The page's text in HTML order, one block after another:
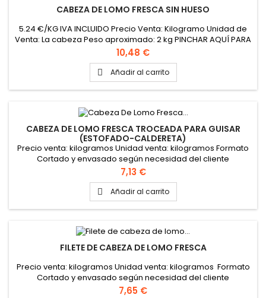
CABEZA DE LOMO FRESCA SIN HUESO
5.24 €/KG IVA INCLUIDO Precio Venta: Kilogramo Unidad de
Venta: La cabeza Peso aproximado: 2 kg PINCHAR AQUÍ PARA
VER FICHA TÉCNICA
Precio
10,48 €
 Añadir al carrito
CABEZA DE LOMO FRESCA TROCEADA PARA GUISAR
(ESTOFADO-CALDERETA)
Precio venta: kilogramos Unidad venta: kilogramos Formato
Cortado y envasado según necesidad del cliente
Precio
7,13 €
 Añadir al carrito
FILETE DE CABEZA DE LOMO FRESCA
Precio venta: kilogramos Unidad venta: kilogramos Formato
Cortado y envasado según necesidad del cliente
Precio
7,65 €